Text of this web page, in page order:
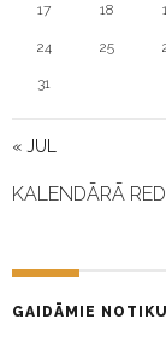
« JUL
17 18
24 25
31
KALENDĀRĀ
GAIDĀMIE